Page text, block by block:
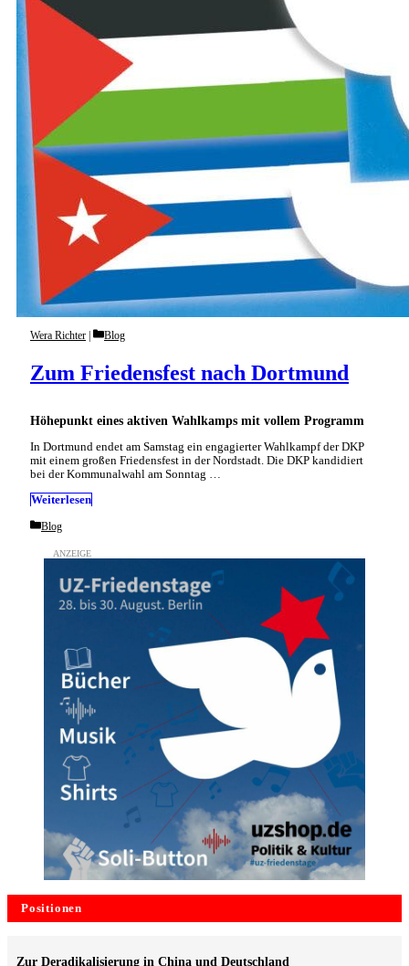
Höhepunkt eines aktiven Wahlkamps mit vollem Programm
Zum Friedensfest nach Dortmund
Wera Richter Categories
Blog
In Dortmund endet am Samstag ein engagierter Wahlkampf der DKP
mit einem großen Friedensfest in der Nordstadt. Die DKP kandidiert
bei der Kommunalwahl am Sonntag …
Weiterlesen
Categories
Blog
Positionen
Zur Deradikalisierung in China und Deutschland